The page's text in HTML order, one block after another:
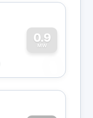
0.9
MW
0